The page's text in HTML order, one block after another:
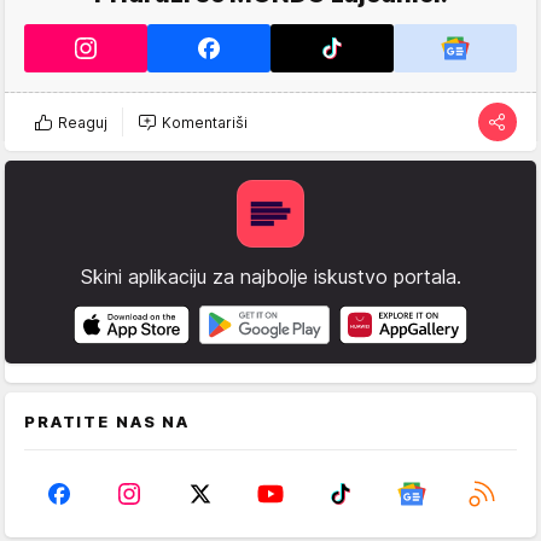
Reaguj Komentariši
Skini aplikaciju za najbolje iskustvo portala.
PRATITE NAS NA